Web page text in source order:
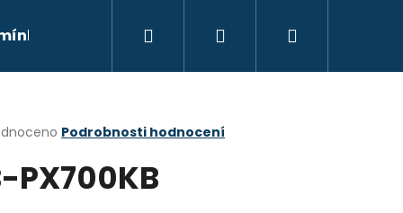
Moje objednávka Kontakty
Přihlášení
Podrobnosti hodnocení
PX700KB